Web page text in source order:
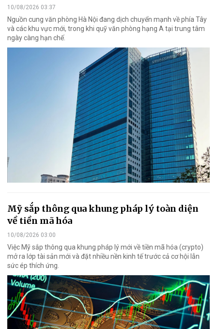
10/08/2026 03:37
Nguồn cung văn phòng Hà Nội đang dịch chuyển mạnh về phía Tây
và các khu vực mới, trong khi quỹ văn phòng hạng A tại trung tâm
ngày càng hạn chế.
Mỹ sắp thông qua khung pháp lý toàn diện
về tiền mã hóa
10/08/2026 03:00
Việc Mỹ sắp thông qua khung pháp lý mới về tiền mã hóa (crypto)
mở ra lớp tài sản mới và đặt nhiều nền kinh tế trước cả cơ hội lẫn
sức ép thích ứng.